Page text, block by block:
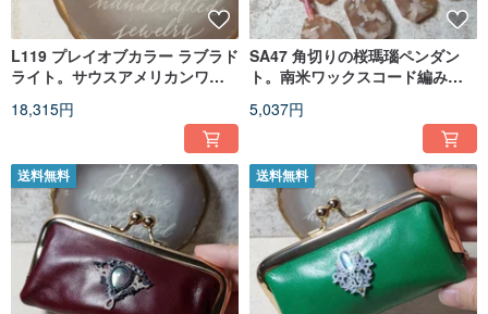
L119 プレイオブカラー ラブラド
ライト。サウスアメリカンワッ
18,315円
SA47 角切りの桜瑪瑙ペンダン
ト。南米ワックスコード編み込
5,037円
送料無料 送料無料